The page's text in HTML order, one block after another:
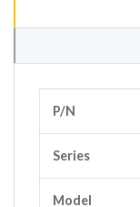
P/N
Series
Model